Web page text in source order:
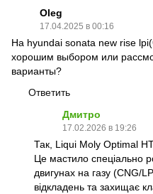
Oleg
17.04.2025 в 00:16
На hyundai sonata new rise
хорошим выбором или
варианты?
Ответить
Дмитро
17.02.2026 в 19:26
Так, Liqui Moly Optimal
Це мастило спеціально
двигунах на газу (CNG/
відкладень та захищає